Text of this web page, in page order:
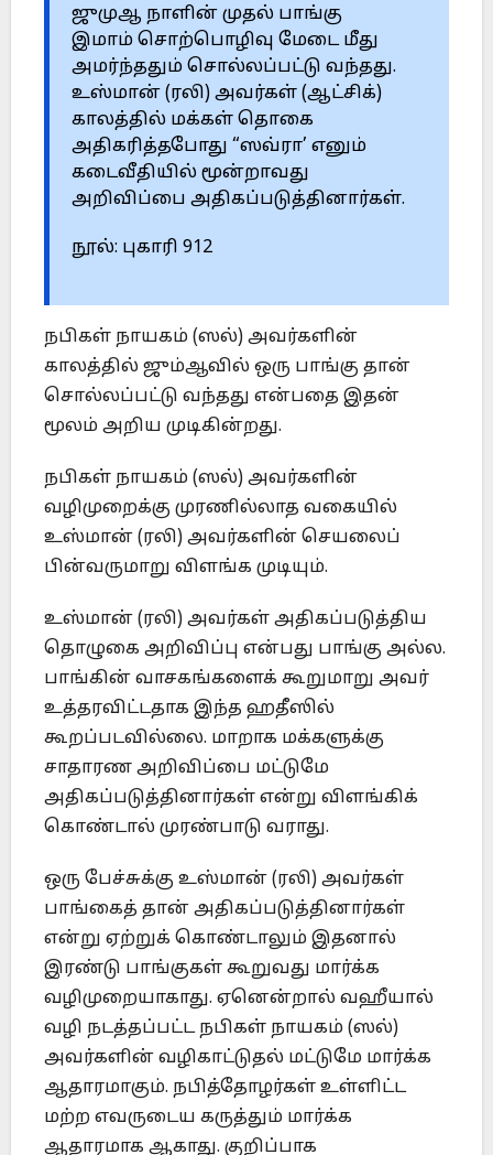
ஜுமுஆ நாளின் முதல் பாங்கு
இமாம் சொற்பொழிவு மேடை மீது
அமர்ந்ததும் சொல்லப்பட்டு வந்தது.
உஸ்மான் (ரலி) அவர்கள் (ஆட்சிக்)
காலத்தில் மக்கள் தொகை
அதிகரித்தபோது “ஸவ்ரா’ எனும்
கடைவீதியில் மூன்றாவது
அறிவிப்பை அதிகப்படுத்தினார்கள்.
நூல்: புகாரி 912
நபிகள் நாயகம் (ஸல்) அவர்களின்
காலத்தில் ஜும்ஆவில் ஒரு பாங்கு தான்
சொல்லப்பட்டு வந்தது என்பதை இதன்
மூலம் அறிய முடிகின்றது.
நபிகள் நாயகம் (ஸல்) அவர்களின்
வழிமுறைக்கு முரணில்லாத வகையில்
உஸ்மான் (ரலி) அவர்களின் செயலைப்
பின்வருமாறு விளங்க முடியும்.
உஸ்மான் (ரலி) அவர்கள் அதிகப்படுத்திய
தொழுகை அறிவிப்பு என்பது பாங்கு அல்ல.
பாங்கின் வாசகங்களைக் கூறுமாறு அவர்
உத்தரவிட்டதாக இந்த ஹதீஸில்
கூறப்படவில்லை. மாறாக மக்களுக்கு
சாதாரண அறிவிப்பை மட்டுமே
அதிகப்படுத்தினார்கள் என்று விளங்கிக்
கொண்டால் முரண்பாடு வராது.
ஒரு பேச்சுக்கு உஸ்மான் (ரலி) அவர்கள்
பாங்கைத் தான் அதிகப்படுத்தினார்கள்
என்று ஏற்றுக் கொண்டாலும் இதனால்
இரண்டு பாங்குகள் கூறுவது மார்க்க
வழிமுறையாகாது. ஏனென்றால் வஹீயால்
வழி நடத்தப்பட்ட நபிகள் நாயகம் (ஸல்)
அவர்களின் வழிகாட்டுதல் மட்டுமே மார்க்க
ஆதாரமாகும். நபித்தோழர்கள் உள்ளிட்ட
மற்ற எவருடைய கருத்தும் மார்க்க
ஆதாரமாக ஆகாது. குறிப்பாக